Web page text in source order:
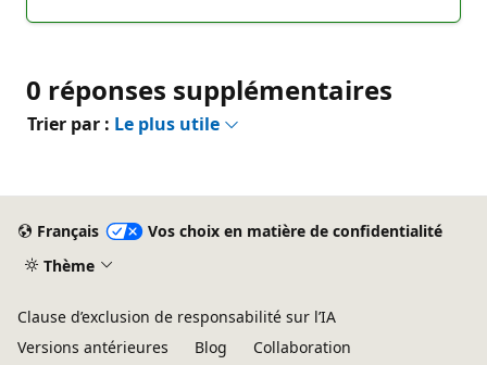
0 réponses supplémentaires
Trier par : Le plus utile
Français
Vos choix en matière de confidentialité
Thème
Clause d’exclusion de responsabilité sur l’IA
Versions antérieures
Blog Collaboration